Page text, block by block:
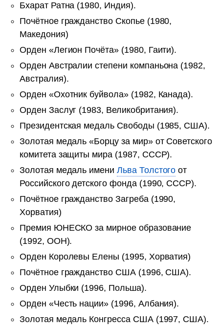
Бхарат Ратна (1980, Индия).
Почётное гражданство Скопье (1980,
Македония)
Орден «Легион Почёта» (1980, Гаити).
Орден Австралии степени компаньона (1982,
Австралия).
Орден «Охотник буйвола» (1982, Канада).
Орден Заслуг (1983, Великобритания).
Президентская медаль Свободы (1985, США).
Золотая медаль «Борцу за мир» от Советского
комитета защиты мира (1987, СССР).
Золотая медаль имени Льва Толстого от
Российского детского фонда (1990, СССР).
Почётное гражданство Загреба (1990,
Хорватия)
Премия ЮНЕСКО за мирное образование
(1992, ООН).
Орден Королевы Елены (1995, Хорватия)
Почётное гражданство США (1996, США).
Орден Улыбки (1996, Польша).
Орден «Честь нации» (1996, Албания).
Золотая медаль Конгресса США (1997, США).